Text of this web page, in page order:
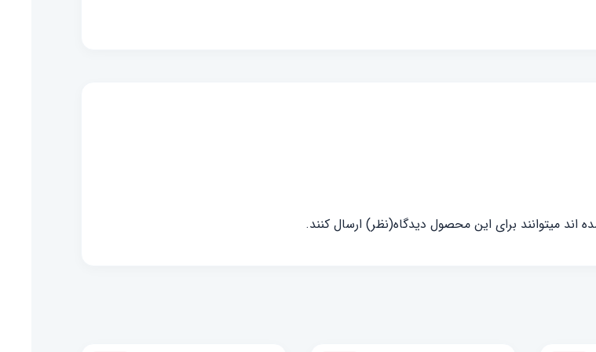
میتوانند برای این محصول دیدگاه(نظر) ارسال کنند.